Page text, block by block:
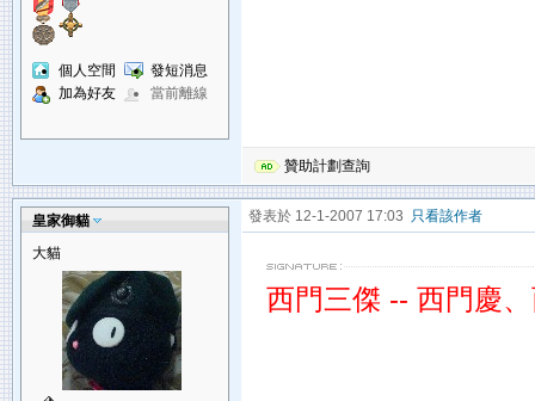
個人空間
發短消息
加為好友
當前離線
贊助計劃查詢
皇家御貓
大貓
發表於 12-1-2007 17:03 只看該作者
西門三傑 -- 西門慶